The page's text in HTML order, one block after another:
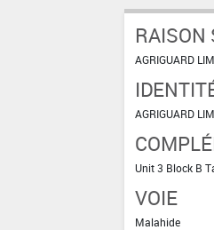
RAISON
AGRIGUARD
AGRIGUARD
Unit 3 Block B
VOIE
Malahide